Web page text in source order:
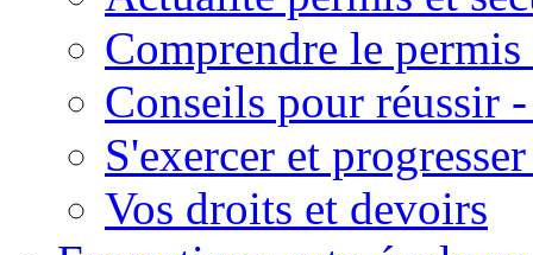
Comprendre le permis
Conseils pour réussir
S'exercer et
Vos droits et devoirs